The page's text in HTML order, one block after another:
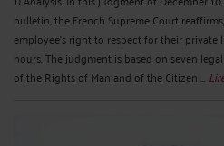
bulletin, the French Supreme Court
employee's right to respect for their
hours. The judgment is based on seven
of the Rights of Man and of the Citizen ...